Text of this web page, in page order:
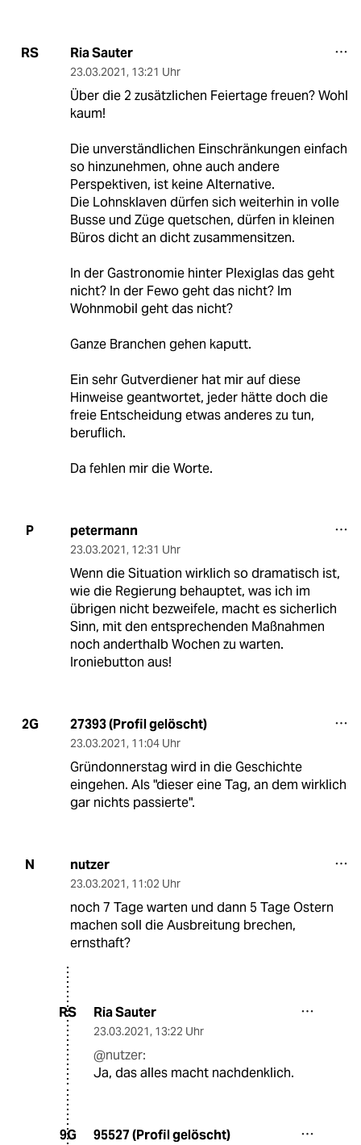
RS Ria Sauter
23.03.2021, 13:21 Uhr
Über die 2 zusätzlichen Feiertage freuen? Wohl
kaum!
Die unverständlichen Einschränkungen einfach
so hinzunehmen, ohne auch andere
Perspektiven, ist keine Alternative.
Die Lohnsklaven dürfen sich weiterhin in volle
Busse und Züge quetschen, dürfen in kleinen
Büros dicht an dicht zusammensitzen.
In der Gastronomie hinter Plexiglas das geht
nicht? In der Fewo geht das nicht? Im
Wohnmobil geht das nicht?
Ganze Branchen gehen kaputt.
Ein sehr Gutverdiener hat mir auf diese
Hinweise geantwortet, jeder hätte doch die
freie Entscheidung etwas anderes zu tun,
beruflich.
Da fehlen mir die Worte.
P petermann
23.03.2021, 12:31 Uhr
Wenn die Situation wirklich so dramatisch ist,
wie die Regierung behauptet, was ich im
übrigen nicht bezweifele, macht es sicherlich
Sinn, mit den entsprechenden Maßnahmen
noch anderthalb Wochen zu warten.
Ironiebutton aus!
2G 27393 (Profil gelöscht)
23.03.2021, 11:04 Uhr
Gründonnerstag wird in die Geschichte
eingehen. Als "dieser eine Tag, an dem wirklich
gar nichts passierte".
N nutzer
23.03.2021, 11:02 Uhr
noch 7 Tage warten und dann 5 Tage Ostern
machen soll die Ausbreitung brechen,
ernsthaft?
RS Ria Sauter
23.03.2021, 13:22 Uhr
@nutzer:
Ja, das alles macht nachdenklich.
9G 95527 (Profil gelöscht)